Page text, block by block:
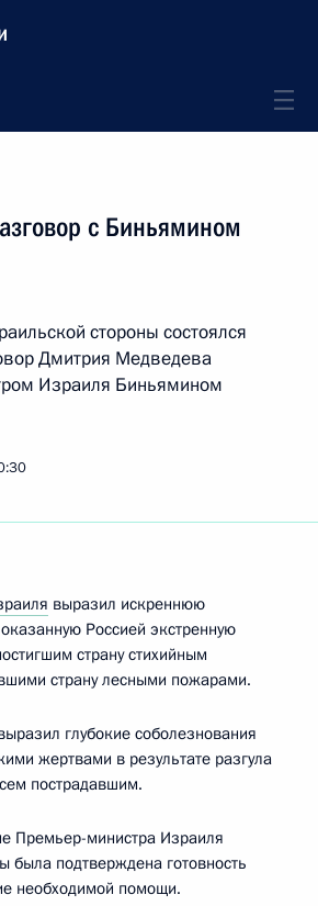
с Биньямином
стороны состоялся
Дмитрия Медведева
Израиля Биньямином
выразил искреннюю
Россией экстренную
страну стихийным
страну лесными пожарами.
глубокие соболезнования
жертвами в результате разгула
пострадавшим.
Премьер-министра Израиля
была подтверждена готовность
необходимой помощи.